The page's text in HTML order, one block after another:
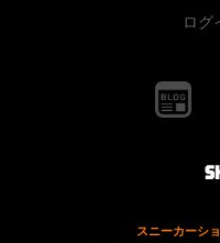
ログ
スニーカーシ